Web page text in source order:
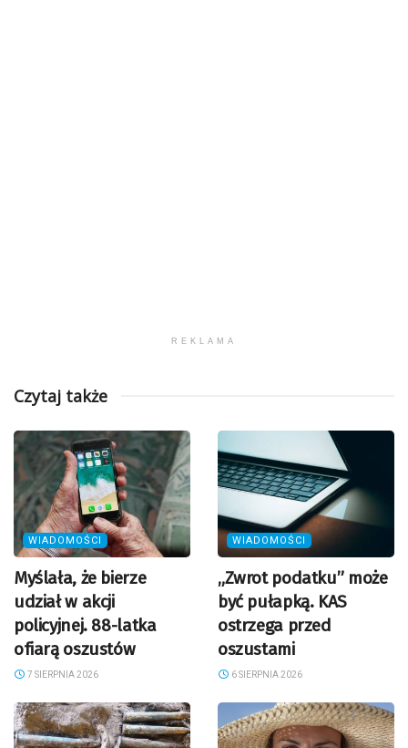
REKLAMA
Czytaj także
WIADOMOŚCI
Myślała, że bierze
udział w akcji
policyjnej. 88-latka
ofiarą oszustów
7 SIERPNIA 2026
WIADOMOŚCI
„Zwrot podatku” może
być pułapką. KAS
ostrzega przed
oszustami
6 SIERPNIA 2026